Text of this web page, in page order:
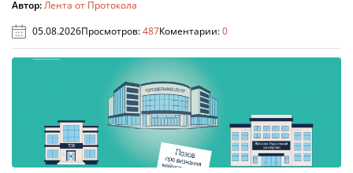
Автор:Лента от Протокола
05.08.2026Просмотров:487Коментарии:0